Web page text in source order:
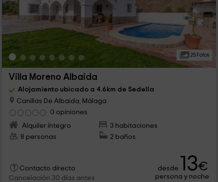
25 Fotos
Villa Moreno Albaida
Alojamiento ubicado a 4.6km de Sedella
Canillas De Albaida, Málaga
0 opiniones
Alquiler íntegro
3 habitaciones
8 personas
2 baños
Contacto directo
Cancelación 30 días antes
desde 13€
persona y noche